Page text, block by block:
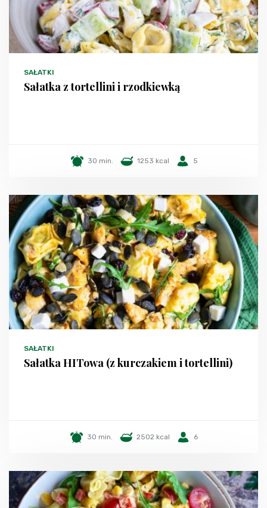
SAŁATKI
Sałatka z tortellini i rzodkiewką
30 min. 1253 kcal 5
SAŁATKI
Sałatka HITowa (z kurczakiem i tortellini)
30 min. 2502 kcal 6